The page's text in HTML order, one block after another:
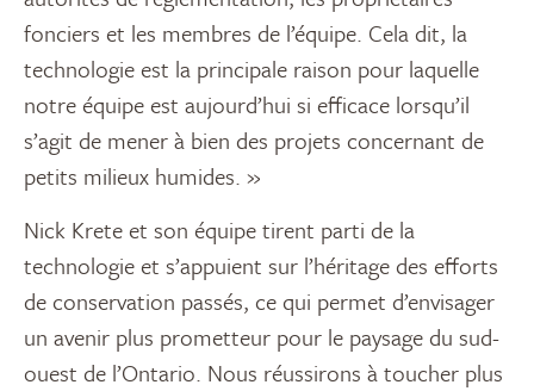
fonciers et les membres de l’équipe. Cela dit, la
technologie est la principale raison pour laquelle
notre équipe est aujourd’hui si efficace lorsqu’il
s’agit de mener à bien des projets concernant de
petits milieux humides. »
Nick Krete et son équipe tirent parti de la
technologie et s’appuient sur l’héritage des efforts
de conservation passés, ce qui permet d’envisager
un avenir plus prometteur pour le paysage du sud-
ouest de l’Ontario. Nous réussirons à toucher plus